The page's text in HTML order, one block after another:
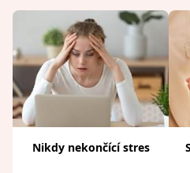
Nikdy nekončící stres